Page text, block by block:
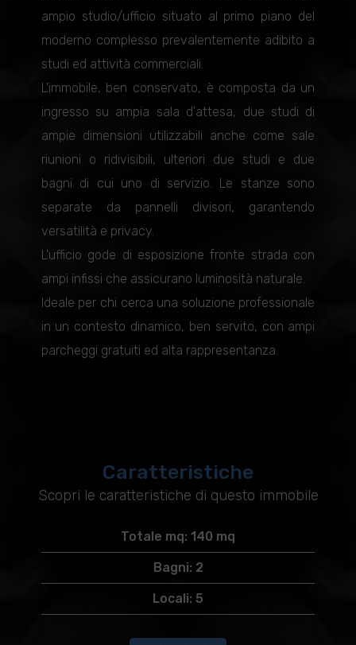
ampio studio/ufficio situato al primo piano del
moderno complesso prevalentemente adibito a
studi ed attività commerciali.
L'immobile, ben conservato, è composta da un
ingresso su ampia sala d'attesa, due studi di
ampie dimensioni utilizzabili anche come sale
riunioni o ridivisibili, ulteriori due studi e due
bagni di cui uno di servizio. Le stanze sono
separate da pannelli divisori, garantendo
versatilità e privacy.
L'ufficio gode di esposizione fronte strada con
ampi infissi che assicurano luminosità naturale.
Ideale per chi cerca una soluzione professionale
in un contesto dinamico, ben servito, con ampi
parcheggi gratuiti ed alta rappresentanza.
Caratteristiche
Scopri le caratteristiche di questo immobile
Totale mq: 140 mq
Bagni: 2
Locali: 5